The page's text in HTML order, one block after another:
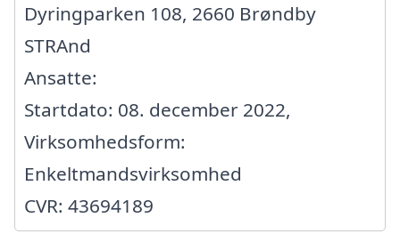
Dyringparken 108, 2660 Brøndby
STRAnd
Ansatte:
Startdato: 08. december 2022,
Virksomhedsform:
Enkeltmandsvirksomhed
CVR: 43694189